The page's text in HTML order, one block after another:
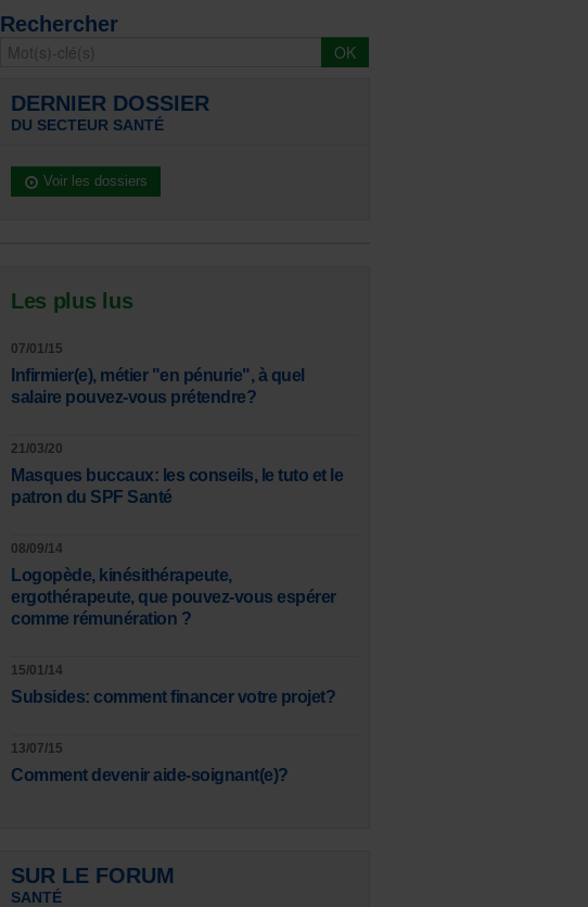
Rechercher
DERNIER DOSSIER
DU SECTEUR SANTÉ
Voir les dossiers
Les plus lus
07/01/15
Infirmier(e), métier "en pénurie", à quel
salaire pouvez-vous prétendre?
21/03/20
Masques buccaux: les conseils, le tuto et le
patron du SPF Santé
08/09/14
Logopède, kinésithérapeute,
ergothérapeute, que pouvez-vous espérer
comme rémunération ?
15/01/14
Subsides: comment financer votre projet?
13/07/15
Comment devenir aide-soignant(e)?
SUR LE FORUM
SANTÉ